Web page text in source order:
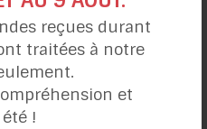
dans-son-
les-atouts-sante-
reçues durant
traitées à notre
et
!